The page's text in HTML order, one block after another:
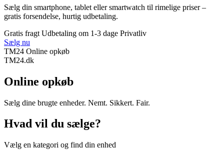
Sælg din smartphone, tablet eller smartwatch til rimelige priser –
gratis forsendelse, hurtig udbetaling.
Gratis fragt Udbetaling om 1-3 dage Privatliv
Sælg nu
TM24 Online opkøb
TM24.dk
Online opkøb
Sælg dine brugte enheder. Nemt. Sikkert. Fair.
Hvad vil du sælge?
Vælg en kategori og find din enhed